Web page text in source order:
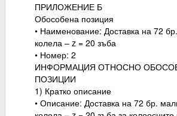
ПРИЛОЖЕНИЕ Б
Обособена позиция
• Наименование: Доставка на 72
колела – z = 20 зъба
• Номер: 2
ИНФОРМАЦИЯ ОТНОСНО
ПОЗИЦИИ
1) Кратко описание
• Описание: Доставка на 72 бр.